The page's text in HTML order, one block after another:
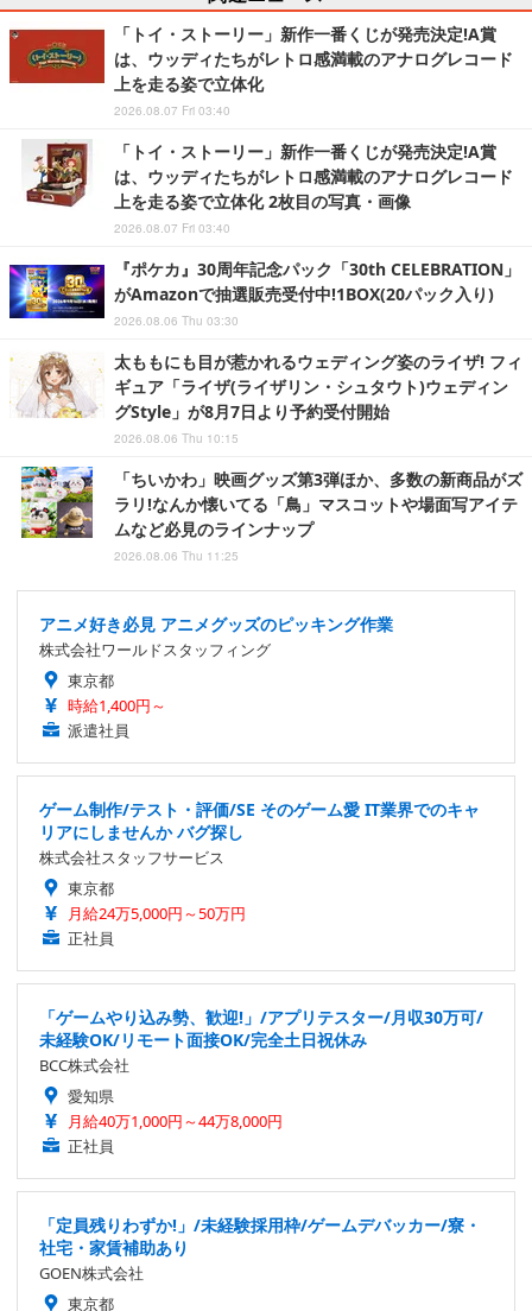
「トイ・ストーリー」新作一番くじが発売決定!A賞
は、ウッディたちがレトロ感満載のアナログレコード
上を走る姿で立体化
2026.08.07 Fri 03:40
「トイ・ストーリー」新作一番くじが発売決定!A賞
は、ウッディたちがレトロ感満載のアナログレコード
上を走る姿で立体化 2枚目の写真・画像
2026.08.07 Fri 03:40
『ポケカ』30周年記念パック「30th CELEBRATION」
がAmazonで抽選販売受付中!1BOX(20パック入り)
2026.08.06 Thu 03:30
太ももにも目が惹かれるウェディング姿のライザ! フィ
ギュア「ライザ(ライザリン・シュタウト)ウェディン
グStyle」が8月7日より予約受付開始
2026.08.06 Thu 10:15
「ちいかわ」映画グッズ第3弾ほか、多数の新商品がズ
ラリ!なんか懐いてる「鳥」マスコットや場面写アイテ
ムなど必見のラインナップ
2026.08.06 Thu 11:25
アニメ好き必見 アニメグッズのピッキング作業
株式会社ワールドスタッフィング
東京都
時給1,400円～
派遣社員
ゲーム制作/テスト・評価/SE そのゲーム愛 IT業界でのキャ
リアにしませんか バグ探し
株式会社スタッフサービス
東京都
月給24万5,000円～50万円
正社員
「ゲームやり込み勢、歓迎!」/アプリテスター/月収30万可/
未経験OK/リモート面接OK/完全土日祝休み
BCC株式会社
愛知県
月給40万1,000円～44万8,000円
正社員
「定員残りわずか!」/未経験採用枠/ゲームデバッカー/寮・
社宅・家賃補助あり
GOEN株式会社
東京都